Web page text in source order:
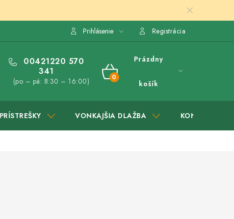
Prihlásenie Registrácia
00421220 570
341
(po – pá: 8:30 – 16:00)
NÁKUPNÝ
Prázdny
košík
PRÍSTREŠKY VONKAJŠIA DLAŽBA KONTAKTY